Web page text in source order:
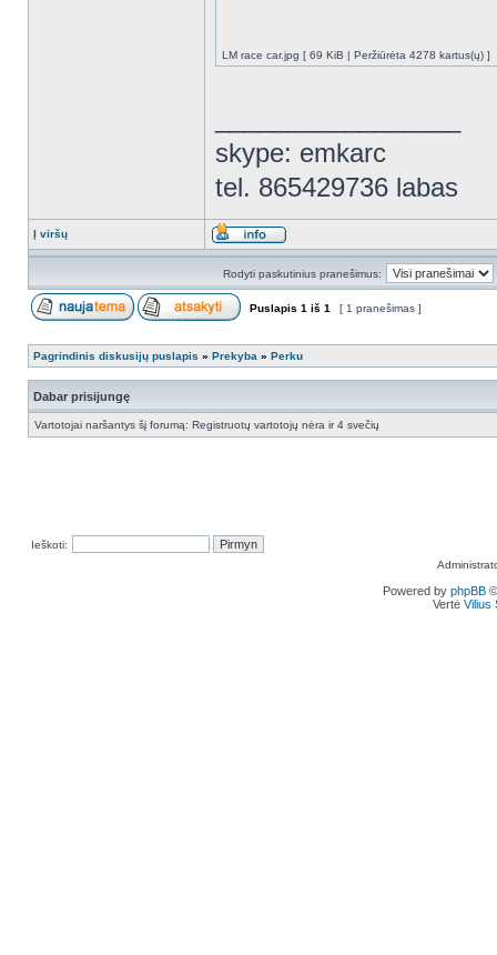
LM race car.jpg [ 69 KiB | Peržiūrėta 4278 kartus(ų) ]
skype: emkarc
tel. 865429736 labas
Į viršų
Rodyti paskutinius pranešimus:
Puslapis 1 iš 1 [ 1 pranešimas ]
Pagrindinis diskusijų puslapis » Prekyba » Perku
Dabar prisijungę
Vartotojai naršantys šį forumą: Registruotų vartotojų nėra ir 4 svečių
Ieškoti:
Powered by phpBB
Vertė Vilius